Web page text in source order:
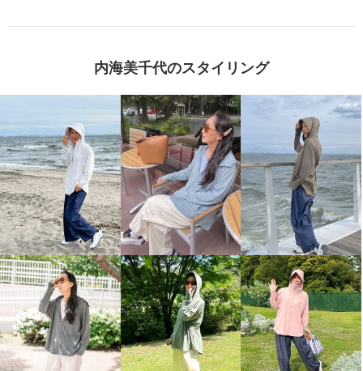
内海美千代のスタイリング